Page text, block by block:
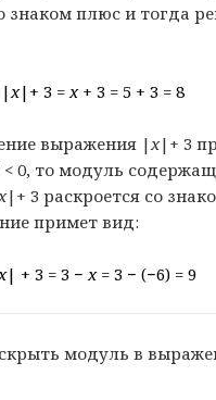
знаком плюс и тогда
|x|+ 3 =x + 3 = 5 + 3 = 8
выражения |x|+ 3
< 0, то модуль
|+ 3 раскроется со
примет вид:
| + 3 = 3 −x= 3 − (−6) = 9
модуль в